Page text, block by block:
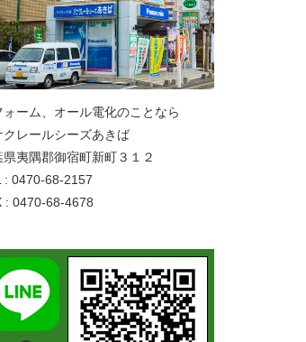
ォーム、オール電化のことなら
クレールシーズあきば
県夷隅郡御宿町新町３１２
: 0470-68-2157
: 0470-68-4678